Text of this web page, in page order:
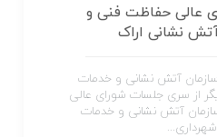
عالی حفاظت فنی و
نشانی اراک
آتش نشانی و خدمات
از سری جلسات شورای عالی
آتش نشانی و خدمات